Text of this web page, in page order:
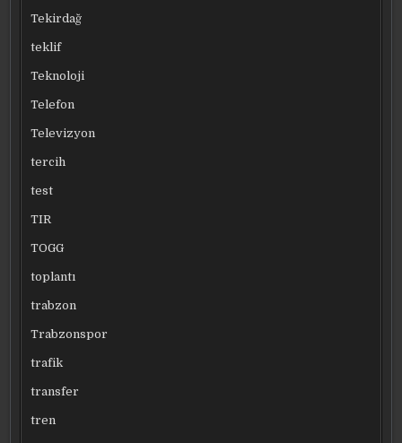
Tekirdağ
teklif
Teknoloji
Telefon
Televizyon
tercih
test
TIR
TOGG
toplantı
trabzon
Trabzonspor
trafik
transfer
tren